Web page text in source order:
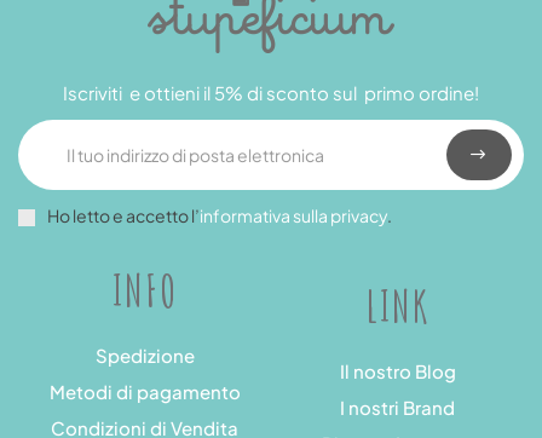
INFO
Spedizione
Metodi di pagamento
Condizioni di Vendita
LINK
Il nostro Blog
I nostri Brand
Iscriviti e ottieni il 5% di sconto sul primo ordine!
Ho letto e accetto l’informativa sulla privacy.